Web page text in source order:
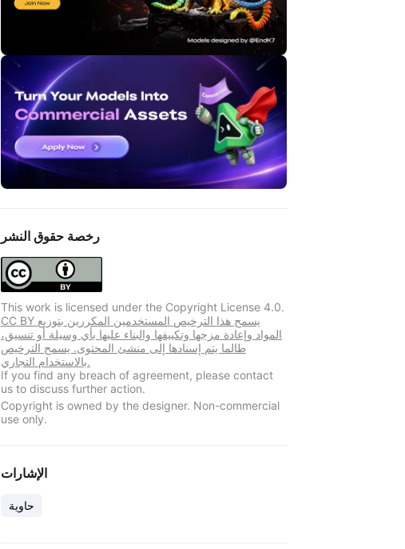
رخصة حقوق النشر
This work is licensed under the Copyright License 4.0.
CC BY يسمح هذا الترخيص المستخدمين المكررين بتوزيع
المواد وإعادة مزجها وتكييفها والبناء عليها بأي وسيلة أو تنسيق،
طالما يتم إسنادها إلى منشئ المحتوى. يسمح الترخيص
بالاستخدام التجاري.
If you find any breach of agreement, please contact
us to discuss further action.
Copyright is owned by the designer. Non-commercial
use only.
الإشارات
حاوية